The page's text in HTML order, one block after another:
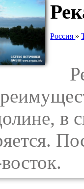
Россия »
в